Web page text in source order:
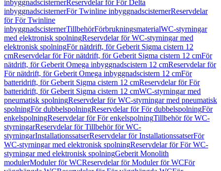
inbyggnadscisternerReservdelar för För Delta
inbyggnadscisternerFör Twinline inbyggnadscisternerReservdelar
för För Twinline
inbyggnadscisternerTillbehörFörbrukningsmaterialWC-styrningar
med elektronisk spolningReservdelar för WC-styrningar med
elektronisk spolningFör nätdrift, för Geberit Sigma cistern 12
cmReservdelar för För nätdrift, för Geberit Sigma cistern 12 cmFör
nätdrift, för Geberit Omega inbyggnadscistern 12 cmReservdelar för
För nätdrift, för Geberit Omega inbyggnadscistern 12 cmFör
batteridrift, för Geberit Sigma cistern 12 cmReservdelar för För
batteridrift, för Geberit Sigma cistern 12 cmWC-styrningar med
pneumatisk spolningReservdelar för WC-styrningar med pneumatisk
spolningFör dubbelspolningReservdelar för För dubbelspolningFör
enkelspolningReservdelar för För enkelspolningTillbehör för WC-
styrningarReservdelar för Tillbehör för WC-
styrningarInstallationssatserReservdelar för InstallationssatserFör
WC-styrningar med elektronisk spolningReservdelar för För WC-
styrningar med elektronisk spolningGeberit Monolith
modulerModuler för WCReservdelar för Moduler för WCFör